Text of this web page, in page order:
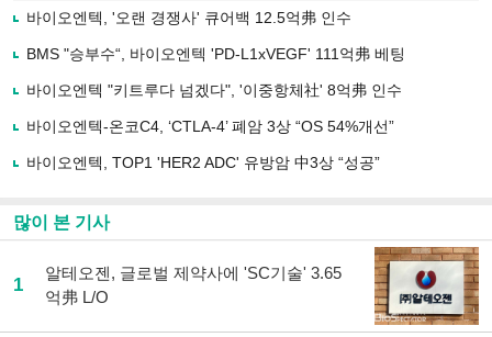
로
기
사
유
기
바이오엔텍, '오랜 경쟁사' 큐어백 12.5억弗 인수
BMS "승부수“, 바이오엔텍 'PD-L1xVEGF' 111억弗 베팅
바이오엔텍 "키트루다 넘겠다", '이중항체社' 8억弗 인수
바이오엔텍-온코C4, ‘CTLA-4’ 폐암 3상 “OS 54%개선”
바이오엔텍, TOP1 'HER2 ADC' 유방암 中3상 “성공”
많이 본 기사
1
알테오젠, 글로벌 제약사에 'SC기술' 3.65
억弗 L/O